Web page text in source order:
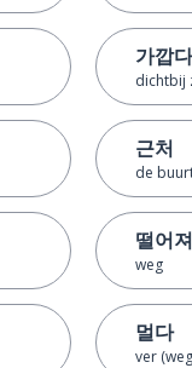
가깝다
dichtbij
근처
de
떨어져
weg
멀다
ver